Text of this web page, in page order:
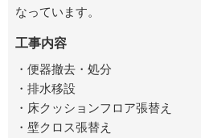
なっています。
工事内容
・便器撤去・処分
・排水移設
・床クッションフロア張替え
・壁クロス張替え